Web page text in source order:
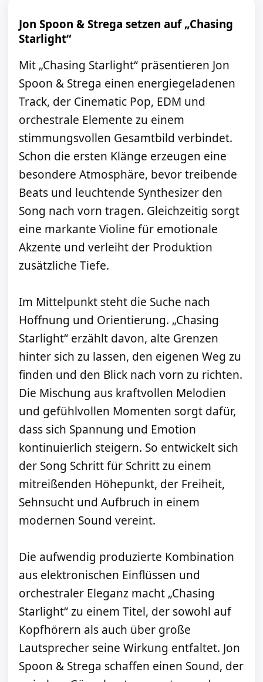
Jon Spoon & Strega setzen auf „Chasing
Starlight“
Mit „Chasing Starlight“ präsentieren Jon
Spoon & Strega einen energiegeladenen
Track, der Cinematic Pop, EDM und
orchestrale Elemente zu einem
stimmungsvollen Gesamtbild verbindet.
Schon die ersten Klänge erzeugen eine
besondere Atmosphäre, bevor treibende
Beats und leuchtende Synthesizer den
Song nach vorn tragen. Gleichzeitig sorgt
eine markante Violine für emotionale
Akzente und verleiht der Produktion
zusätzliche Tiefe.
Im Mittelpunkt steht die Suche nach
Hoffnung und Orientierung. „Chasing
Starlight“ erzählt davon, alte Grenzen
hinter sich zu lassen, den eigenen Weg zu
finden und den Blick nach vorn zu richten.
Die Mischung aus kraftvollen Melodien
und gefühlvollen Momenten sorgt dafür,
dass sich Spannung und Emotion
kontinuierlich steigern. So entwickelt sich
der Song Schritt für Schritt zu einem
mitreißenden Höhepunkt, der Freiheit,
Sehnsucht und Aufbruch in einem
modernen Sound vereint.
Die aufwendig produzierte Kombination
aus elektronischen Einflüssen und
orchestraler Eleganz macht „Chasing
Starlight“ zu einem Titel, der sowohl auf
Kopfhörern als auch über große
Lautsprecher seine Wirkung entfaltet. Jon
Spoon & Strega schaffen einen Sound, der